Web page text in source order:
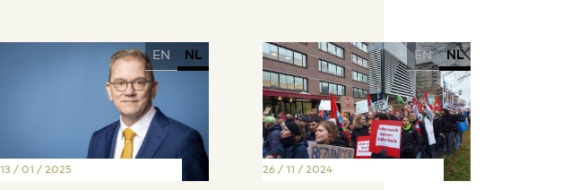
EN NL
13 / 01 / 2025
EN NL
26 / 11 / 2024